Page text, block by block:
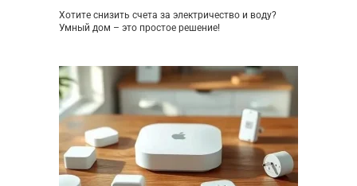
Хотите снизить счета за электричество и воду?
Умный дом – это простое решение!